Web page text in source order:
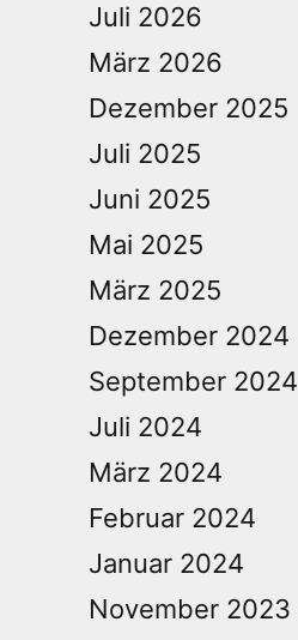
Juli 2026
März 2026
Dezember 2025
Juli 2025
Juni 2025
Mai 2025
März 2025
Dezember 2024
September 2024
Juli 2024
März 2024
Februar 2024
Januar 2024
November 2023